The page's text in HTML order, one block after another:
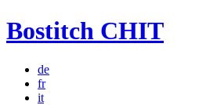
Bostitch CHIT
de
fr
it